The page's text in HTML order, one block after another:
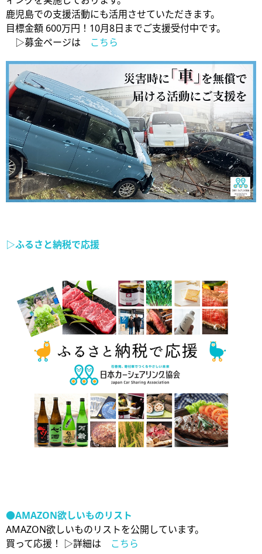
鹿児島での支援活動にも活用させていただきます。
目標金額 600万円！10月8日までご支援受付中です。
▷募金ページは こちら
▷ふるさと納税で応援
●AMAZON欲しいものリスト
AMAZON欲しいものリストを公開しています。
買って応援！ ▷詳細は こちら